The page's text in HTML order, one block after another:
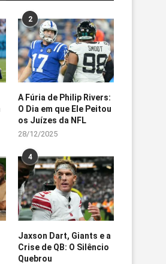
2
A Fúria de Philip Rivers:
O Dia em que Ele Peitou
os Juízes da NFL
28/12/2025
4
Jaxson Dart, Giants e a
Crise de QB: O Silêncio
Quebrou